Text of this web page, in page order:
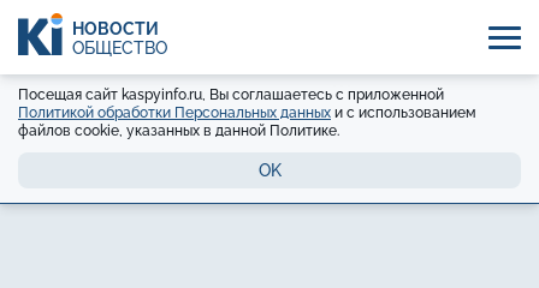
НОВОСТИ
ОБЩЕСТВО
Посещая сайт kaspyinfo.ru, Вы соглашаетесь с приложенной
Политикой обработки Персональных данных и с использованием
файлов cookie, указанных в данной Политике.
OK